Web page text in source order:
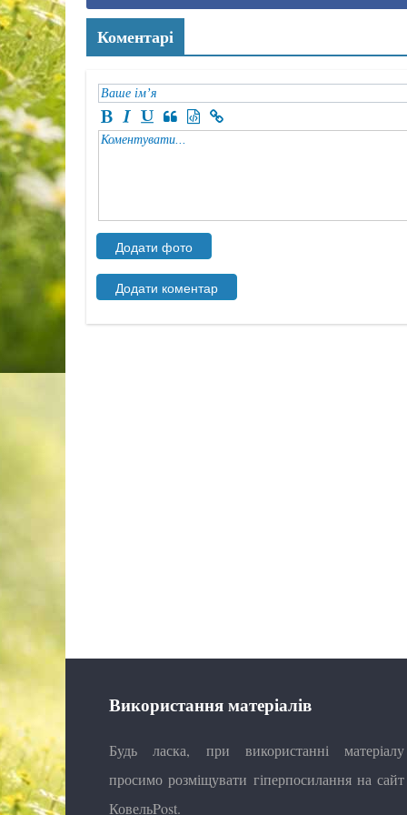
Коментарі
Використання матеріалів
Будь ласка, при використанні матеріалу
просимо розміщувати гіперпосилання на сайт
КовельPost.